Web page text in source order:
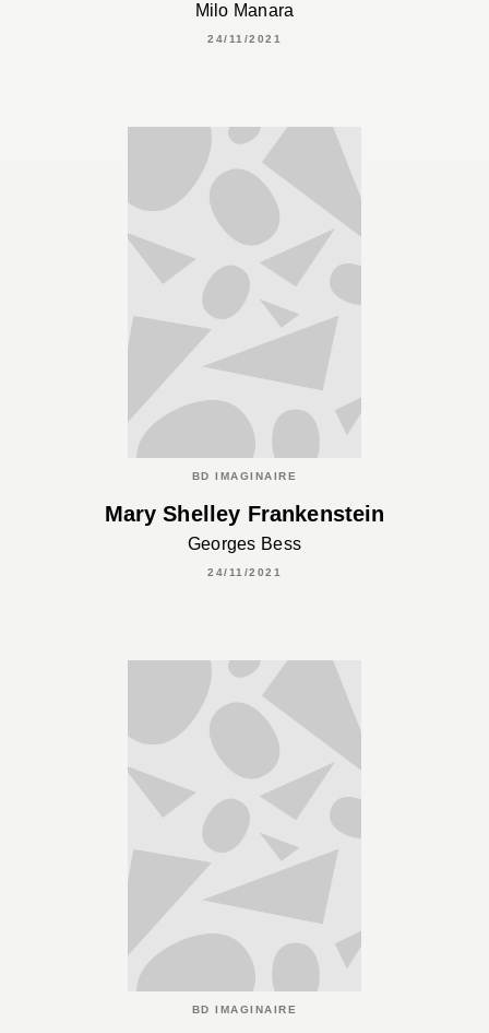
Milo Manara
24/11/2021
BD IMAGINAIRE
Mary Shelley Frankenstein
Georges Bess
24/11/2021
BD IMAGINAIRE